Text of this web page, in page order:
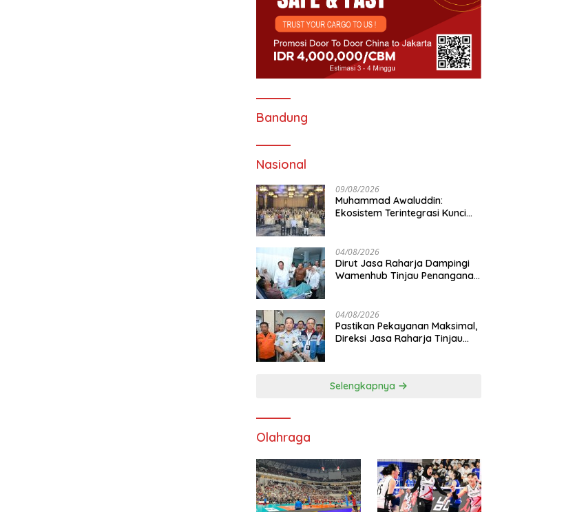
Bandung
Nasional
09/08/2026
Muhammad Awaluddin:
Ekosistem Terintegrasi Kunci
masyarakat
04/08/2026
Dirut Jasa Raharja Dampingi
Wamenhub Tinjau Penanganan
04/08/2026
Pastikan Pekayanan Maksimal,
Direksi Jasa Raharja Tinjau
Selengkapnya
Olahraga